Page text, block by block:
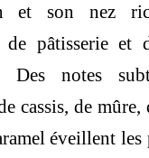
et son nez
de pâtisserie et
Des notes
cassis, de mûre,
éveillent les